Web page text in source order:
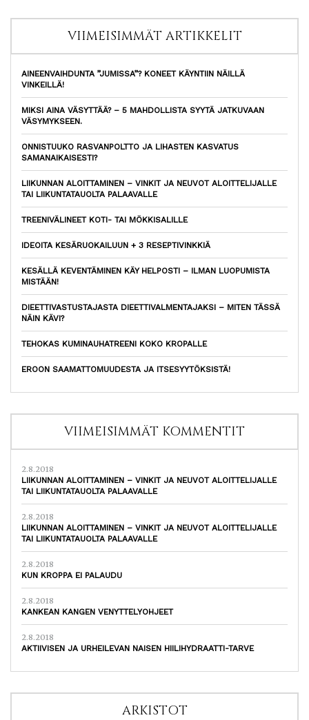
VIIMEISIMMÄT ARTIKKELIT
AINEENVAIHDUNTA ”JUMISSA”? KONEET KÄYNTIIN NÄILLÄ
VINKEILLÄ!
MIKSI AINA VÄSYTTÄÄ? – 5 MAHDOLLISTA SYYTÄ JATKUVAAN
VÄSYMYKSEEN.
ONNISTUUKO RASVANPOLTTO JA LIHASTEN KASVATUS
SAMANAIKAISESTI?
LIIKUNNAN ALOITTAMINEN – VINKIT JA NEUVOT ALOITTELIJALLE
TAI LIIKUNTATAUOLTA PALAAVALLE
TREENIVÄLINEET KOTI- TAI MÖKKISALILLE
IDEOITA KESÄRUOKAILUUN + 3 RESEPTIVINKKIÄ
KESÄLLÄ KEVENTÄMINEN KÄY HELPOSTI – ILMAN LUOPUMISTA
MISTÄÄN!
DIEETTIVASTUSTAJASTA DIEETTIVALMENTAJAKSI – MITEN TÄSSÄ
NÄIN KÄVI?
TEHOKAS KUMINAUHATREENI KOKO KROPALLE
EROON SAAMATTOMUUDESTA JA ITSESYYTÖKSISTÄ!
VIIMEISIMMÄT KOMMENTIT
2.8.2018
LIIKUNNAN ALOITTAMINEN – VINKIT JA NEUVOT ALOITTELIJALLE
TAI LIIKUNTATAUOLTA PALAAVALLE
2.8.2018
LIIKUNNAN ALOITTAMINEN – VINKIT JA NEUVOT ALOITTELIJALLE
TAI LIIKUNTATAUOLTA PALAAVALLE
2.8.2018
KUN KROPPA EI PALAUDU
2.8.2018
KANKEAN KANGEN VENYTTELYOHJEET
2.8.2018
AKTIIVISEN JA URHEILEVAN NAISEN HIILIHYDRAATTI-TARVE
ARKISTOT